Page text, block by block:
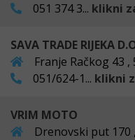
051 374 3... klikni
SAVA TRADE RIJEKA
Franje Račkog 43
051/624-1... klikni
VRIM MOTO
Drenovski put